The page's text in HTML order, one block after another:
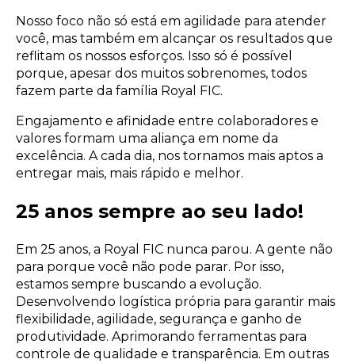
Nosso foco não só está em agilidade para atender
você, mas também em alcançar os resultados que
reflitam os nossos esforços. Isso só é possível
porque, apesar dos muitos sobrenomes, todos
fazem parte da família Royal FIC.
Engajamento e afinidade entre colaboradores e
valores formam uma aliança em nome da
excelência. A cada dia, nos tornamos mais aptos a
entregar mais, mais rápido e melhor.
25 anos sempre ao seu lado!
Em 25 anos, a Royal FIC nunca parou. A gente não
para porque você não pode parar. Por isso,
estamos sempre buscando a evolução.
Desenvolvendo logística própria para garantir mais
flexibilidade, agilidade, segurança e ganho de
produtividade. Aprimorando ferramentas para
controle de qualidade e transparência. Em outras